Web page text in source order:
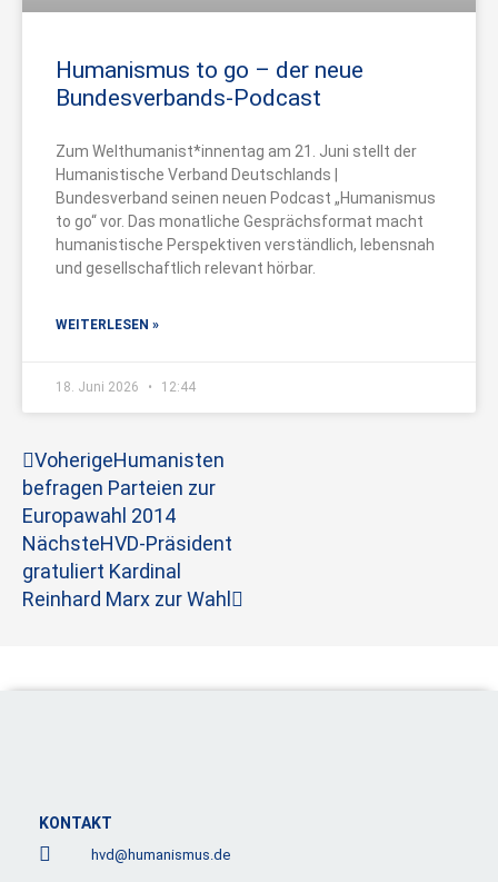
Humanismus to go – der neue
Bundesverbands-Podcast
Zum Welthumanist*innentag am 21. Juni stellt der
Humanistische Verband Deutschlands |
Bundesverband seinen neuen Podcast „Humanismus
to go“ vor. Das monatliche Gesprächsformat macht
humanistische Perspektiven verständlich, lebensnah
und gesellschaftlich relevant hörbar.
WEITERLESEN »
18. Juni 2026 12:44
Zurück
VoherigeHumanisten
befragen Parteien zur
Europawahl 2014
NächsteHVD-Präsident
gratuliert Kardinal
Reinhard Marx zur Wahl
KONTAKT
hvd@humanismus.de